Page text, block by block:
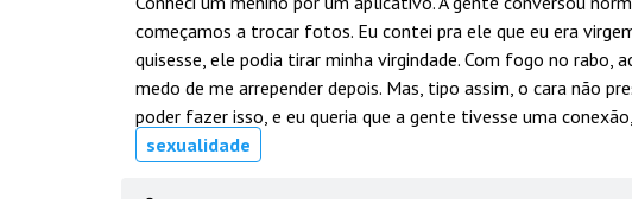
começamos a trocar fotos. Eu contei pra ele que eu era
quisesse, ele podia tirar minha virgindade. Com fogo no rabo,
medo de me arrepender depois. Mas, tipo assim, o cara não
poder fazer isso, e eu queria que a gente tivesse uma
sexualidade